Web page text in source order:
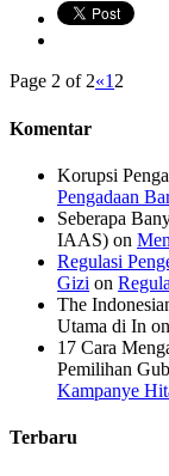
Page 2 of 2«1 2
Komentar
Korupsi
Pengadaan
Seberapa
IAAS) on
Regulasi
Gizi on
The
Utama di In on
17 Cara
Pemilihan
Kampanye
Terbaru